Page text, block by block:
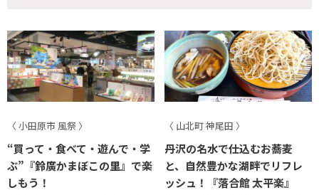
〈 小田原市 風祭 〉
“買って・食べて・遊んで・学
ぶ”『鈴廣かまぼこの里』で楽
しもう！
〈 山北町 神尾田 〉
丹沢の名水で仕込むお蕎麦
と、自然豊かな湖畔でリフレ
ッシュ！『落合館 太平楽』